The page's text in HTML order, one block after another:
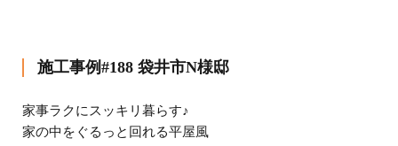
施工事例#188 袋井市N様邸
家事ラクにスッキリ暮らす♪
家の中をぐるっと回れる平屋風